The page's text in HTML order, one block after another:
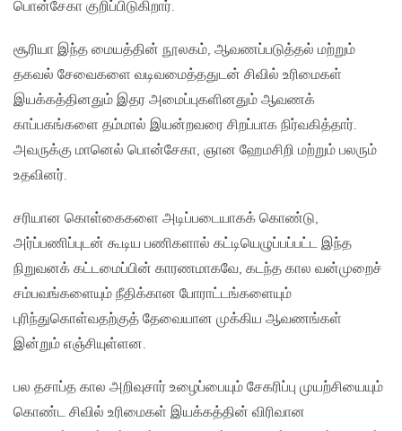
பொன்சேகா குறிப்பிடுகிறார்.
சூரியா இந்த மையத்தின் நூலகம், ஆவணப்படுத்தல் மற்றும்
தகவல் சேவைகளை வடிவமைத்ததுடன் சிவில் உரிமைகள்
இயக்கத்தினதும் இதர அமைப்புகளினதும் ஆவணக்
காப்பகங்களை தம்மால் இயன்றவரை சிறப்பாக நிர்வகித்தார்.
அவருக்கு மானெல் பொன்சேகா, ஞான ஹேமசிறி மற்றும் பலரும்
உதவினர்.
சரியான கொள்கைகளை அடிப்படையாகக் கொண்டு,
அர்ப்பணிப்புடன் கூடிய பணிகளால் கட்டியெழுப்பப்பட்ட இந்த
நிறுவனக் கட்டமைப்பின் காரணமாகவே, கடந்த கால வன்முறைச்
சம்பவங்களையும் நீதிக்கான போராட்டங்களையும்
புரிந்துகொள்வதற்குத் தேவையான முக்கிய ஆவணங்கள்
இன்றும் எஞ்சியுள்ளன.
பல தசாப்த கால அறிவுசார் உழைப்பையும் சேகரிப்பு முயற்சியையும்
கொண்ட சிவில் உரிமைகள் இயக்கத்தின் விரிவான